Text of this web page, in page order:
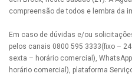
compreensão de todos e lembra da
Em caso de dúvidas e/ou
pelos canais 0800 595 3333(fixo –
sexta – horário comercial),
horário comercial), plataforma